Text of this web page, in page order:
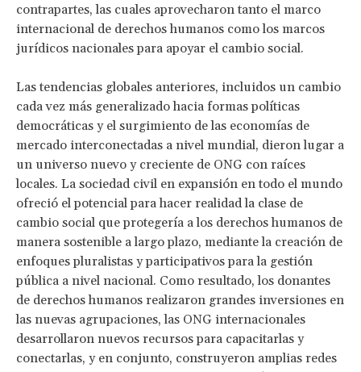
contrapartes, las cuales aprovecharon tanto el marco
internacional de derechos humanos como los marcos
jurídicos nacionales para apoyar el cambio social.
Las tendencias globales anteriores, incluidos un cambio
cada vez más generalizado hacia formas políticas
democráticas y el surgimiento de las economías de
mercado interconectadas a nivel mundial, dieron lugar a
un universo nuevo y creciente de ONG con raíces
locales. La sociedad civil en expansión en todo el mundo
ofreció el potencial para hacer realidad la clase de
cambio social que protegería a los derechos humanos de
manera sostenible a largo plazo, mediante la creación de
enfoques pluralistas y participativos para la gestión
pública a nivel nacional. Como resultado, los donantes
de derechos humanos realizaron grandes inversiones en
las nuevas agrupaciones, las ONG internacionales
desarrollaron nuevos recursos para capacitarlas y
conectarlas, y en conjunto, construyeron amplias redes